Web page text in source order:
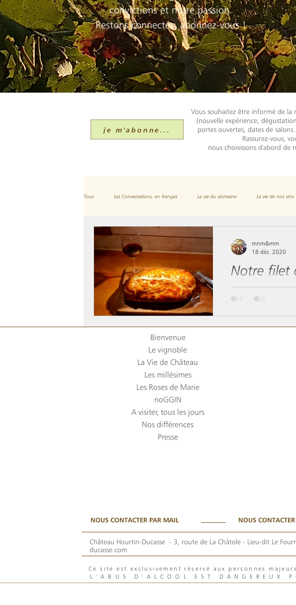
convictions et notre passion.
Restons connectés, abonnez-vous !
Vous souhaitez être informé de la
(nouvelle expérience,
portes ouvertes, dates de
Rassurez-vous,
nous choisissons d'abord de
je m'abonne...
Tous Les Conversations, en français La vie du domaine La vie de nos vins
Et les spiritueux
Notre filet
À l’unanimité,
finesse du filet et
mnm&mm
18 déc. 2020
Bienvenue
Le vignoble
La Vie de Château
Les millésimes
Les Roses de Marie
noGGIN
A visiter, tous les jours
Nos différences
Presse
NOUS CONTACTER PAR MAIL NOUS
Château Hourtin-Ducasse - 3, route de La Châtole - Lieu-dit Le
ducasse.com
Ce site est exclusivement réservé aux personnes
L'ABUS D'ALCOOL EST DANGEREUX